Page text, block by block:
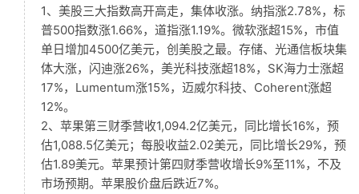
1、美股三大指数高开高走，集体收涨。纳指涨2.78%，标
普500指数涨1.66%，道指涨1.19%。微软涨超15%，市值
单日增加4500亿美元，创美股之最。存储、光通信板块集
体大涨，闪迪涨26%，美光科技涨超18%，SK海力士涨超
17%，Lumentum涨15%，迈威尔科技、Coherent涨超
12%。
2、苹果第三财季营收1,094.2亿美元，同比增长16%，预
估1,088.5亿美元；每股收益2.02美元，同比增长29%，预
估1.89美元。苹果预计第四财季营收增长9%至11%，不及
市场预期。苹果股价盘后跌近7%。